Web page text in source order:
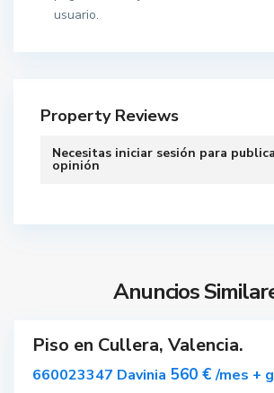
usuario.
Property Reviews
Necesitas iniciar sesión para
opinión
Anuncios
Piso en Cullera, Valencia.
660023347 Davinia 560 €/mes +